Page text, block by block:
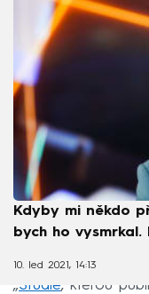
Kdyby mi někdo
bych ho
10. led 2021, 14:13
„Studie, kterou